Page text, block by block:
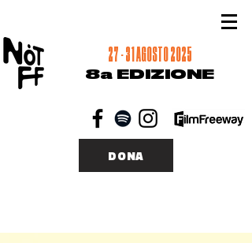
27 - 31 AGOSTO 2025
8a EDIZIONE
DONA